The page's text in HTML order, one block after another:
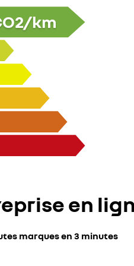
km
en
marques en 3 minutes